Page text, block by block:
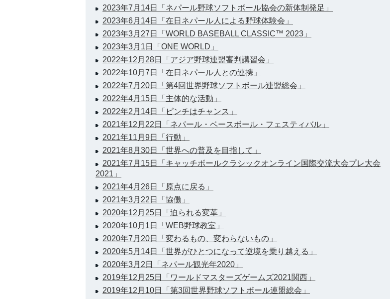
2023年7月14日「ネパール野球ソフトボール協会の新体制発足」
2023年6月14日「在日ネパール人による野球体験会」
2023年3月27日「WORLD BASEBALL CLASSIC™ 2023」
2023年3月1日「ONE WORLD」
2022年12月28日「アジア野球連盟審判講習会」
2022年10月7日「在日ネパール人との連携」
2022年7月20日「第4回世界野球ソフトボール連盟総会」
2022年4月15日「主体的な活動」
2022年2月14日「ピンチはチャンス」
2021年12月22日「ネパール・ベースボール・フェスティバル」
2021年11月9日「行動」
2021年8月30日「世界への普及を目指して」
2021年7月15日「キャッチボールクラシックオンライン国際交流大会プレ大会
2021」
2021年4月26日「原点に戻る」
2021年3月22日「協働」
2020年12月25日「迫られる変革」
2020年10月1日「WEB野球教室」
2020年7月20日「変わるもの、変わらないもの」
2020年5月14日「世界がひとつになって逆境を乗り越える」
2020年3月2日「ネパール観光年2020」
2019年12月25日「ワールドマスターズゲームズ2021関西」
2019年12月10日「第3回世界野球ソフトボール連盟総会」